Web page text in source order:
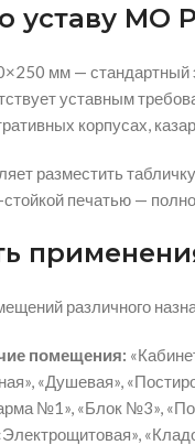
уставу МО
мм — стандартный
уставным
корпусах,
разместить
печатью —
различного
помещения:
«Душевая»,
№1», «Блок №3»,